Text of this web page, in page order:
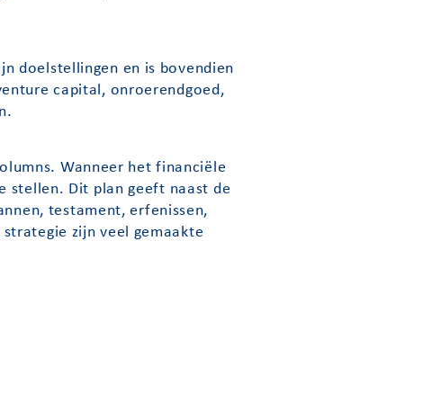
doelstellingen en is bovendien
capital, onroerendgoed,
Wanneer het financiële
stellen. Dit plan geeft naast de
testament, erfenissen,
zijn veel gemaakte